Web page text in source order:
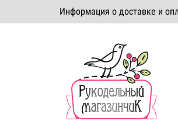
Информация о доставке и
Система скидок